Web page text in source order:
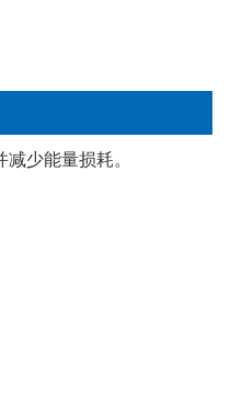
少能量损耗。